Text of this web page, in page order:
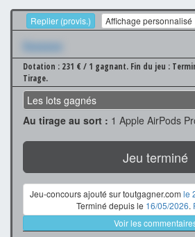
Replier (provis.) Affichage personnalisé
Xxxxxxx
Dotation : 231 € / 1 gagnant. Fin du jeu :
Tirage.
Les lots gagnés
Au tirage au sort : 1 Apple AirPods
Jeu terminé
Jeu-concours ajouté sur toutgagner.com le
Terminé depuis le 16/05/2026.
Voir les